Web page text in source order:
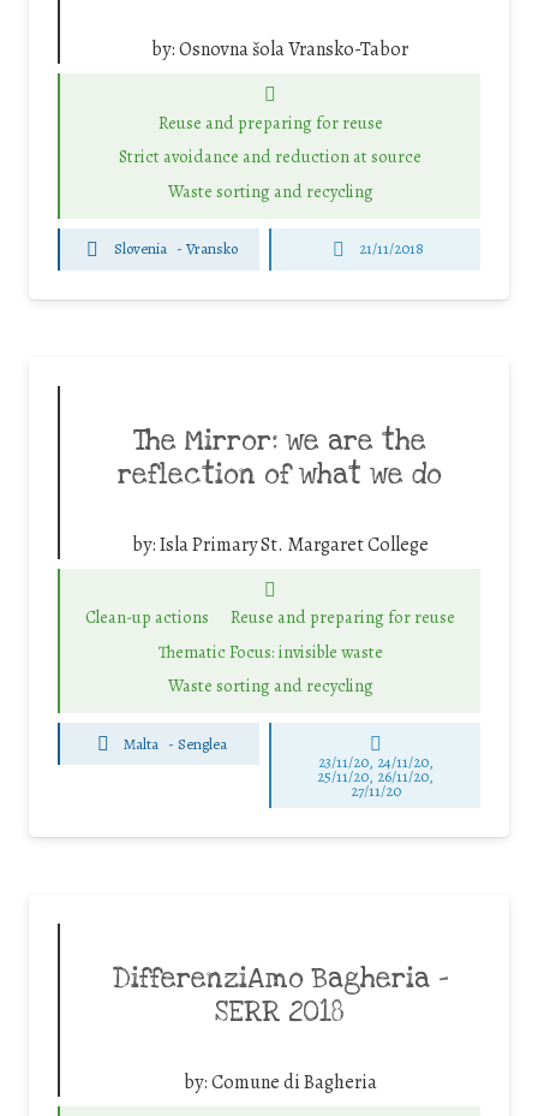
by:Osnovna šola Vransko-Tabor
Reuse and preparing for reuse
Strict avoidance and reduction at source
Waste sorting and recycling
Slovenia - Vransko 21/11/2018
The Mirror: we are the
reflection of what we do
by:Isla Primary St. Margaret College
Clean-up actions
Reuse and preparing for reuse
Thematic Focus: invisible waste
Waste sorting and recycling
Malta -Senglea
23/11/20, 24/11/20,
25/11/20, 26/11/20,
27/11/20
DifferenziAmo Bagheria –
SERR 2018
by:Comune di Bagheria